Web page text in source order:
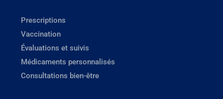
Prescriptions
Vaccination
Évaluations et suivis
Médicaments personnalisés
Consultations bien-être